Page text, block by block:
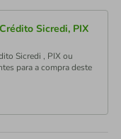
Sicredi, PIX
Sicredi , PIX ou
para a compra deste